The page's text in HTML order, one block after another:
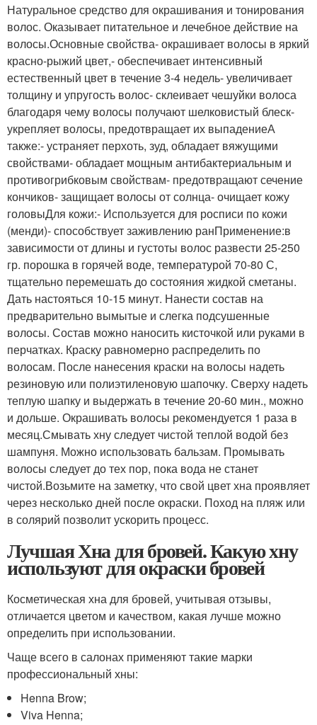
Натуральное средство для окрашивания и тонирования
волос. Оказывает питательное и лечебное действие на
волосы.Основные свойства- окрашивает волосы в яркий
красно-рыжий цвет,- обеспечивает интенсивный
естественный цвет в течение 3-4 недель- увеличивает
толщину и упругость волос- склеивает чешуйки волоса
благодаря чему волосы получают шелковистый блеск-
укрепляет волосы, предотвращает их выпадениеА
также:- устраняет перхоть, зуд, обладает вяжущими
свойствами- обладает мощным антибактериальным и
противогрибковым свойствам- предотвращают сечение
кончиков- защищает волосы от солнца- очищает кожу
головыДля кожи:- Используется для росписи по кожи
(менди)- способствует заживлению ранПрименение:в
зависимости от длины и густоты волос развести 25-250
гр. порошка в горячей воде, температурой 70-80 С,
тщательно перемешать до состояния жидкой сметаны.
Дать настояться 10-15 минут. Нанести состав на
предварительно вымытые и слегка подсушенные
волосы. Состав можно наносить кисточкой или руками в
перчатках. Краску равномерно распределить по
волосам. После нанесения краски на волосы надеть
резиновую или полиэтиленовую шапочку. Сверху надеть
теплую шапку и выдержать в течение 20-60 мин., можно
и дольше. Окрашивать волосы рекомендуется 1 раза в
месяц.Смывать хну следует чистой теплой водой без
шампуня. Можно использовать бальзам. Промывать
волосы следует до тех пор, пока вода не станет
чистой.Возьмите на заметку, что свой цвет хна проявляет
через несколько дней после окраски. Поход на пляж или
в солярий позволит ускорить процесс.
Лучшая Хна для бровей. Какую хну
используют для окраски бровей
Косметическая хна для бровей, учитывая отзывы,
отличается цветом и качеством, какая лучше можно
определить при использовании.
Чаще всего в салонах применяют такие марки
профессиональный хны:
Henna Brow;
Viva Henna;